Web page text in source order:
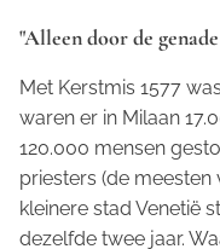
"Alleen door de
Met Kerstmis 1577
waren er in Milaan
120.000 mensen
priesters (de meesten
kleinere stad Venetië
dezelfde twee jaar.